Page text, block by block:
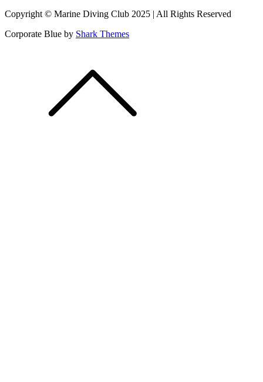
Copyright © Marine Diving Club 2025 | All Rights Reserved
Corporate Blue by Shark Themes